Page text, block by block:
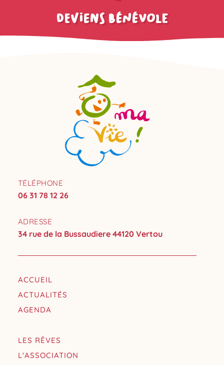
deviens bénévole
TÉLÉPHONE
06 31 78 12 26
ADRESSE
34 rue de la Bussaudiere 44120 Vertou
ACCUEIL
ACTUALITÉS
AGENDA
LES RÊVES
L'ASSOCIATION